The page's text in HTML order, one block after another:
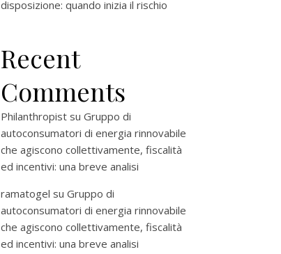
disposizione: quando inizia il rischio
Recent
Comments
Philanthropist su Gruppo di
autoconsumatori di energia rinnovabile
che agiscono collettivamente, fiscalità
ed incentivi: una breve analisi
ramatogel su Gruppo di
autoconsumatori di energia rinnovabile
che agiscono collettivamente, fiscalità
ed incentivi: una breve analisi